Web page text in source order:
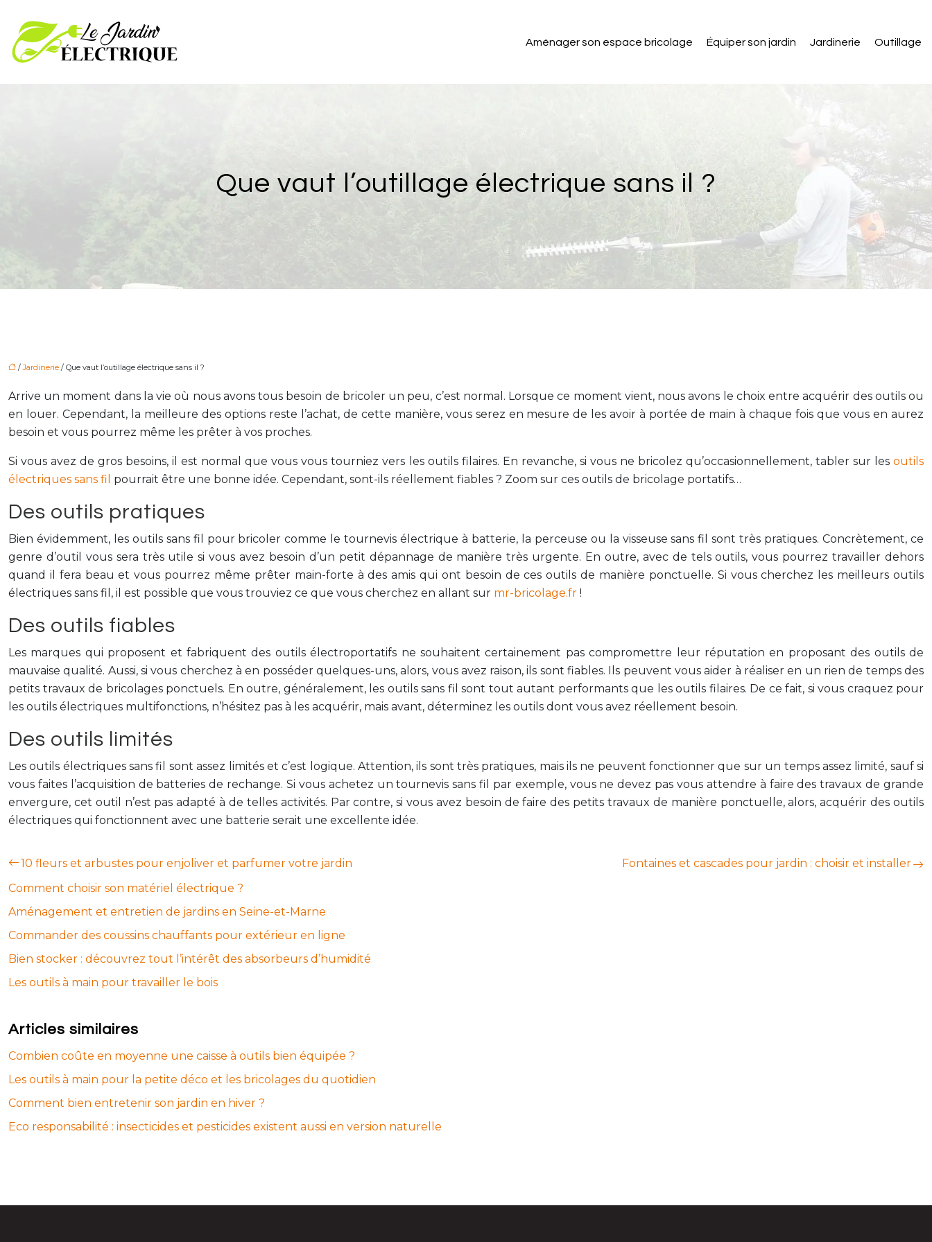
Aménager son espace bricolage Équiper son jardin Jardinerie Outillage
Que vaut l’outillage électrique sans il ?
/Jardinerie / Que vaut l’outillage électrique sans il ?
Arrive un moment dans la vie où nous avons tous besoin de bricoler un peu, c’est normal. Lorsque ce moment vient, nous avons le choix entre acquérir des outils ou
en louer. Cependant, la meilleure des options reste l’achat, de cette manière, vous serez en mesure de les avoir à portée de main à chaque fois que vous en aurez
besoin et vous pourrez même les prêter à vos proches.
Si vous avez de gros besoins, il est normal que vous vous tourniez vers les outils filaires. En revanche, si vous ne bricolez qu’occasionnellement, tabler sur les outils
électriques sans fil pourrait être une bonne idée. Cependant, sont-ils réellement fiables ? Zoom sur ces outils de bricolage portatifs…
Des outils pratiques
Bien évidemment, les outils sans fil pour bricoler comme le tournevis électrique à batterie, la perceuse ou la visseuse sans fil sont très pratiques. Concrètement, ce
genre d’outil vous sera très utile si vous avez besoin d’un petit dépannage de manière très urgente. En outre, avec de tels outils, vous pourrez travailler dehors
quand il fera beau et vous pourrez même prêter main-forte à des amis qui ont besoin de ces outils de manière ponctuelle. Si vous cherchez les meilleurs outils
électriques sans fil, il est possible que vous trouviez ce que vous cherchez en allant sur mr-bricolage.fr !
Des outils fiables
Les marques qui proposent et fabriquent des outils électroportatifs ne souhaitent certainement pas compromettre leur réputation en proposant des outils de
mauvaise qualité. Aussi, si vous cherchez à en posséder quelques-uns, alors, vous avez raison, ils sont fiables. Ils peuvent vous aider à réaliser en un rien de temps des
petits travaux de bricolages ponctuels. En outre, généralement, les outils sans fil sont tout autant performants que les outils filaires. De ce fait, si vous craquez pour
les outils électriques multifonctions, n’hésitez pas à les acquérir, mais avant, déterminez les outils dont vous avez réellement besoin.
Des outils limités
Les outils électriques sans fil sont assez limités et c’est logique. Attention, ils sont très pratiques, mais ils ne peuvent fonctionner que sur un temps assez limité, sauf si
vous faites l’acquisition de batteries de rechange. Si vous achetez un tournevis sans fil par exemple, vous ne devez pas vous attendre à faire des travaux de grande
envergure, cet outil n’est pas adapté à de telles activités. Par contre, si vous avez besoin de faire des petits travaux de manière ponctuelle, alors, acquérir des outils
électriques qui fonctionnent avec une batterie serait une excellente idée.
10 fleurs et arbustes pour enjoliver et parfumer votre jardin
Fontaines et cascades pour jardin : choisir et installer
Comment choisir son matériel électrique ?
Aménagement et entretien de jardins en Seine-et-Marne
Commander des coussins chauffants pour extérieur en ligne
Bien stocker : découvrez tout l’intérêt des absorbeurs d’humidité
Les outils à main pour travailler le bois
Articles similaires
Combien coûte en moyenne une caisse à outils bien équipée ?
Les outils à main pour la petite déco et les bricolages du quotidien
Comment bien entretenir son jardin en hiver ?
Eco responsabilité : insecticides et pesticides existent aussi en version naturelle